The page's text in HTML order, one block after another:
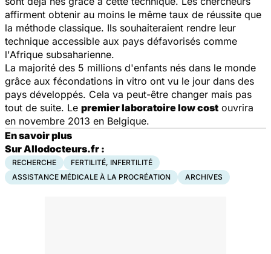
affirment obtenir au moins le même taux de réussite que
la méthode classique. Ils souhaiteraient rendre leur
technique accessible aux pays défavorisés comme
l'Afrique subsaharienne.
La majorité des 5 millions d'enfants nés dans le monde
grâce aux fécondations in vitro ont vu le jour dans des
pays développés. Cela va peut-être changer mais pas
tout de suite. Le premier laboratoire low cost ouvrira
en novembre 2013 en Belgique.
En savoir plus
Sur Allodocteurs.fr :
RECHERCHE
FERTILITÉ, INFERTILITÉ
ASSISTANCE MÉDICALE À LA PROCRÉATION
ARCHIVES